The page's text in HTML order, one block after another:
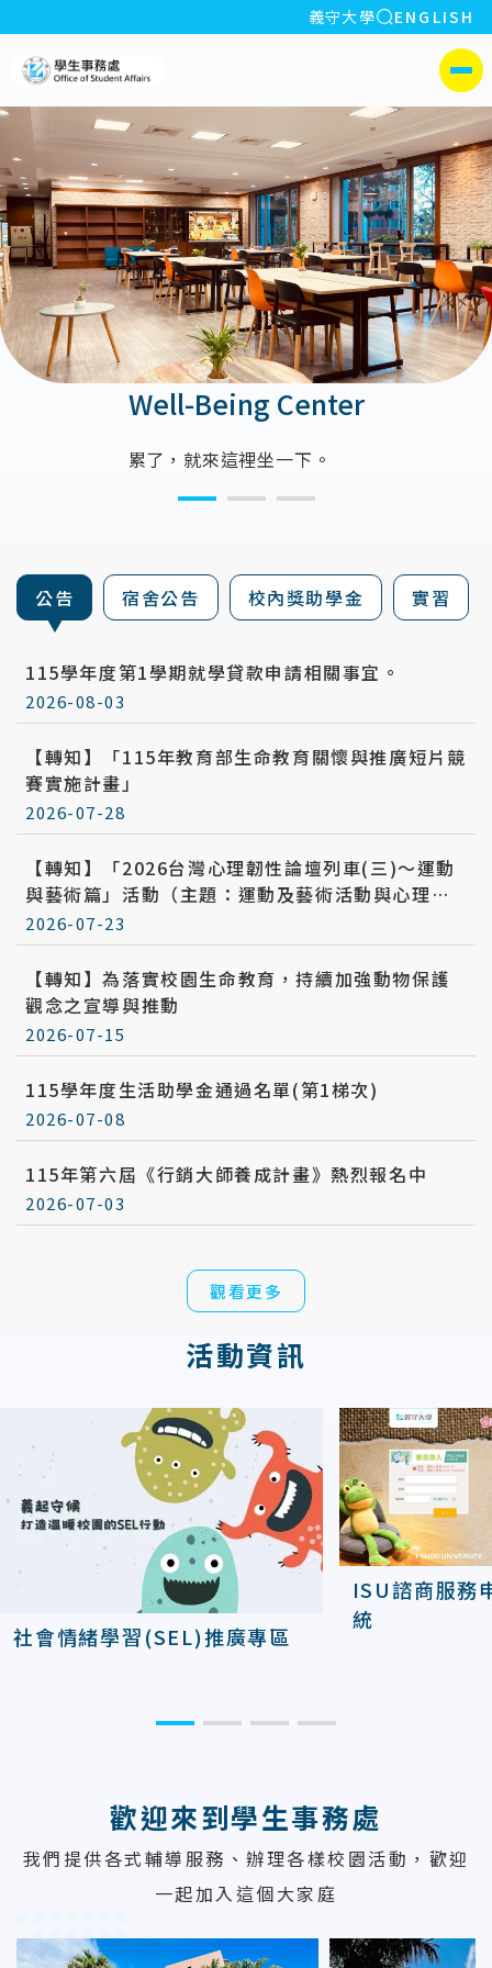
:::
義守大學 全站搜索
ENGLISH
側選單
Well-Being Center
累了，就來這裡坐一下。
公告
宿舍公告 校內獎助學金 實習
115學年度第1學期就學貸款申請相關事宜。
2026-08-03
【轉知】「115年教育部生命教育關懷與推廣短片競
賽實施計畫」
2026-07-28
【轉知】「2026台灣心理韌性論壇列車(三)〜運動
與藝術篇」活動（主題：運動及藝術活動與心理韌
性促進）
2026-07-23
【轉知】為落實校園生命教育，持續加強動物保護
觀念之宣導與推動
2026-07-15
115學年度生活助學金通過名單(第1梯次)
2026-07-08
115年第六屆《行銷大師養成計畫》熱烈報名中
2026-07-03
觀看更多
活動資訊
社會情緒學習(SEL)推廣專區
ISU諮商服務
統
歡迎來到學生事務處
我們提供各式輔導服務、辦理各樣校園活動，歡迎
一起加入這個大家庭